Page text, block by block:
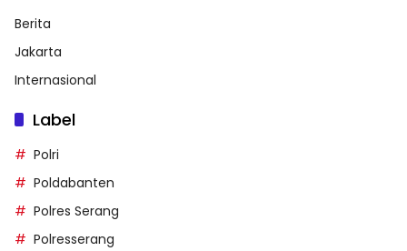
Berita
Jakarta
Internasional
Label
Polri
Poldabanten
Polres Serang
Polresserang